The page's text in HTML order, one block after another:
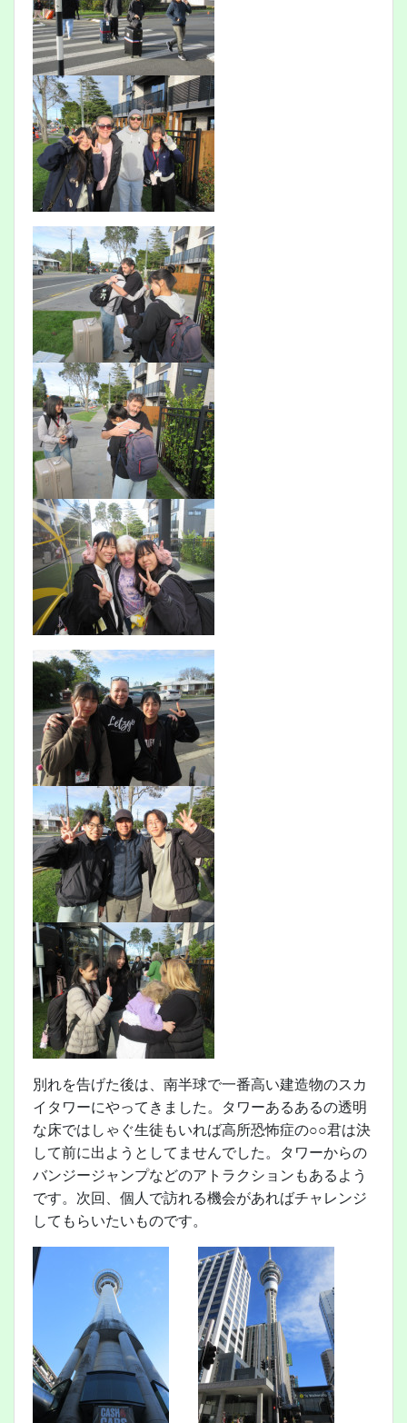
別れを告げた後は、南半球で一番高い建造物のスカ
イタワーにやってきました。タワーあるあるの透明
な床ではしゃぐ生徒もいれば高所恐怖症の○○君は決
して前に出ようとしてませんでした。タワーからの
バンジージャンプなどのアトラクションもあるよう
です。次回、個人で訪れる機会があればチャレンジ
してもらいたいものです。